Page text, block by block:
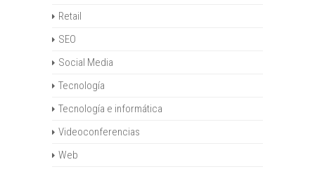
Retail
SEO
Social Media
Tecnología
Tecnología e informática
Videoconferencias
Web